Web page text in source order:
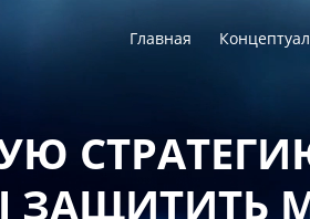
Главная
ЗАЩИТИТЬ